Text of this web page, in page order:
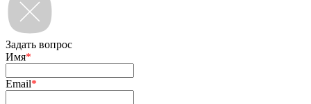
Задать вопрос
Имя*
Email*